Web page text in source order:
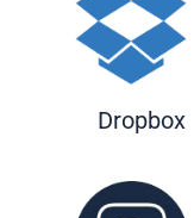
Dropbox